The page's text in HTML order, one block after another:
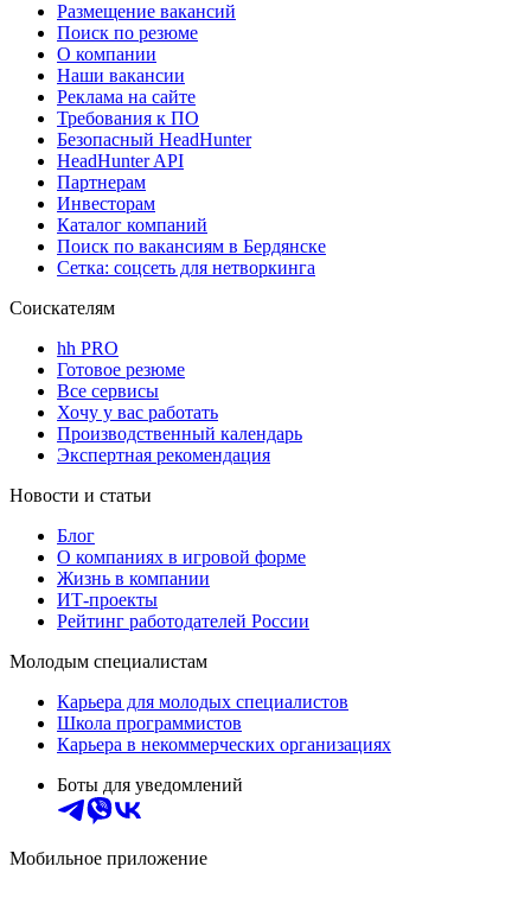
Размещение вакансий
Поиск по резюме
О компании
Наши вакансии
Реклама на сайте
Требования к ПО
Безопасный HeadHunter
HeadHunter API
Партнерам
Инвесторам
Каталог компаний
Поиск по вакансиям в Бердянске
Сетка: соцсеть для нетворкинга
Соискателям
hh PRO
Готовое резюме
Все сервисы
Хочу у вас работать
Производственный календарь
Экспертная рекомендация
Новости и статьи
Блог
О компаниях в игровой форме
Жизнь в компании
ИТ-проекты
Рейтинг работодателей России
Молодым специалистам
Карьера для молодых специалистов
Школа программистов
Карьера в некоммерческих организациях
Боты для уведомлений
Мобильное приложение